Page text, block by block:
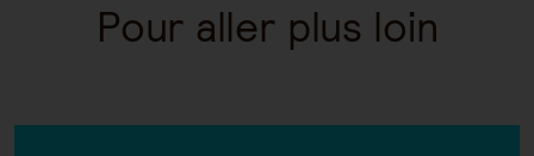
Pour aller plus loin